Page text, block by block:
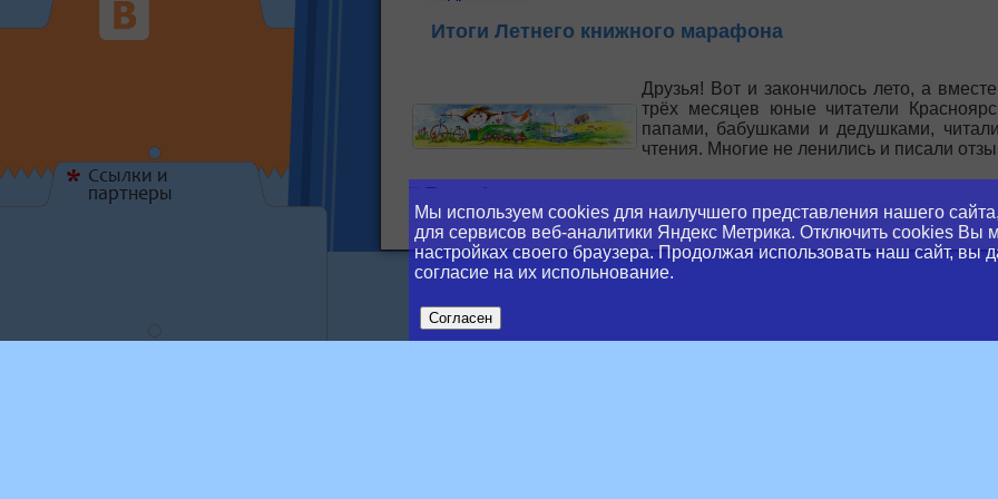
Мы используем cookies для наилучшего представления нашего
для сервисов веб-аналитики Яндекс Метрика. Отключить cookies Вы
настройках своего браузера. Продолжая использовать наш сайт, вы
согласие на их испольнование.
Согласен
* Ссылки и
партнеры
Итоги Летнего книжного марафона
Друзья! Вот и закончилось лето, а
трёх месяцев юные читатели
папами, бабушками и дедушками,
чтения. Многие не ленились и писали
Подробнее...
Попрощались с Летом!
30 августа в Красноярской краевой